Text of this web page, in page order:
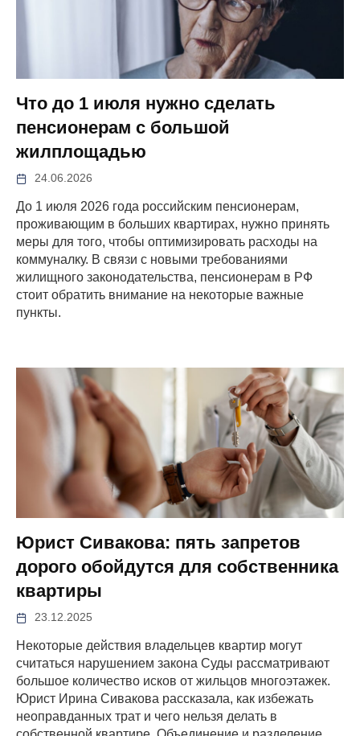
Что до 1 июля нужно сделать
пенсионерам с большой
жилплощадью
24.06.2026
До 1 июля 2026 года российским пенсионерам,
проживающим в больших квартирах, нужно принять
меры для того, чтобы оптимизировать расходы на
коммуналку. В связи с новыми требованиями
жилищного законодательства, пенсионерам в РФ
стоит обратить внимание на некоторые важные
пункты.
Юрист Сивакова: пять запретов
дорого обойдутся для собственника
квартиры
23.12.2025
Некоторые действия владельцев квартир могут
считаться нарушением закона Суды рассматривают
большое количество исков от жильцов многоэтажек.
Юрист Ирина Сивакова рассказала, как избежать
неоправданных трат и чего нельзя делать в